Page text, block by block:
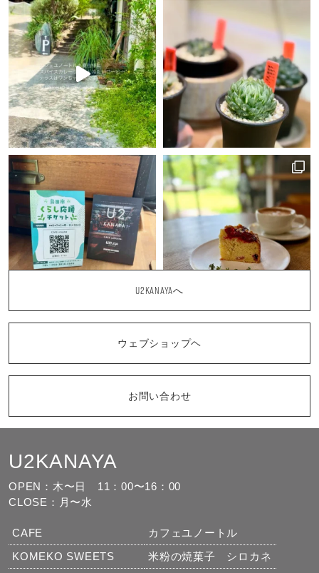
もっと見る フォローする
U2KANAYAへ
ウェブショップヘ
お問い合わせ
U2KANAYA
OPEN：木〜日 11：00〜16：00
CLOSE：月〜水
CAFE
カフェユノートル
KOMEKO SWEETS
米粉の焼菓子 シロカネ